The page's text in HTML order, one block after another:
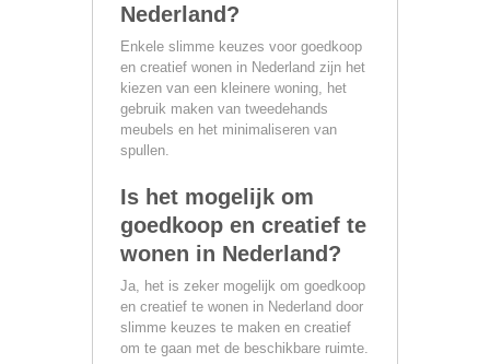
Nederland?
Enkele slimme keuzes voor goedkoop
en creatief wonen in Nederland zijn het
kiezen van een kleinere woning, het
gebruik maken van tweedehands
meubels en het minimaliseren van
spullen.
Is het mogelijk om
goedkoop en creatief te
wonen in Nederland?
Ja, het is zeker mogelijk om goedkoop
en creatief te wonen in Nederland door
slimme keuzes te maken en creatief
om te gaan met de beschikbare ruimte.